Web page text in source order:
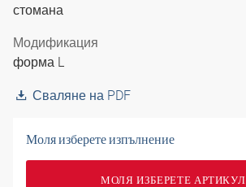
стомана
Модификация
форма L
Сваляне на PDF
Моля изберете изпълнение
МОЛЯ ИЗБЕРЕТЕ АРТИКУЛ